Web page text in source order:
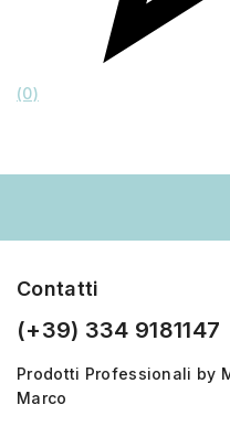
(0)
Contatti
(+39) 334 9181147
Prodotti Professionali by
Marco